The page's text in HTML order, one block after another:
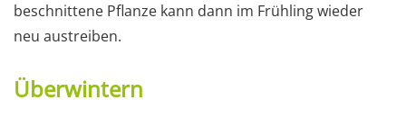
beschnittene Pflanze kann dann im Frühling wieder
neu austreiben.
Überwintern